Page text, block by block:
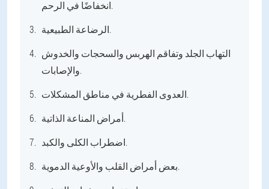
انخفاضًا في الرحم.
الرضاعة الطبيعية.
التهاب الجلد وتفاقم الهربس والسحجات والخدوش
والإصابات.
العدوى الفطرية في مناطق المشكلات.
أمراض المناعة الذاتية.
اضطراب الكلى والكبد.
بعض أمراض القلب والأوعية الدموية.